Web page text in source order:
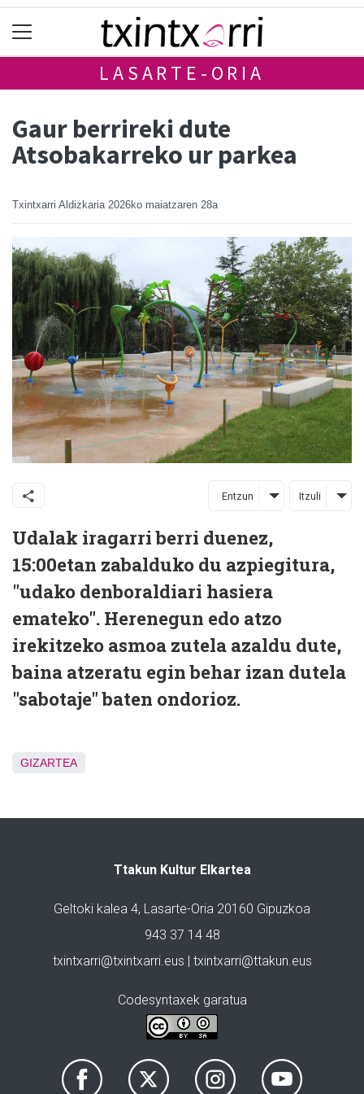
LASARTE-ORIA
Gaur berrireki dute
Atsobakarreko ur parkea
Txintxarri Aldizkaria 2026ko maiatzaren 28a
Entzun Itzuli
Udalak iragarri berri duenez,
15:00etan zabalduko du azpiegitura,
"udako denboraldiari hasiera
emateko". Herenegun edo atzo
irekitzeko asmoa zutela azaldu dute,
baina atzeratu egin behar izan dutela
"sabotaje" baten ondorioz.
GIZARTEA
Ttakun Kultur Elkartea
Geltoki kalea 4, Lasarte-Oria 20160 Gipuzkoa
943 37 14 48
txintxarri@txintxarri.eus | txintxarri@ttakun.eus
Codesyntaxek garatua